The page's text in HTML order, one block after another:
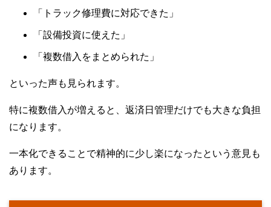
「トラック修理費に対応できた」
「設備投資に使えた」
「複数借入をまとめられた」
といった声も見られます。
特に複数借入が増えると、返済日管理だけでも大きな負担
になります。
一本化できることで精神的に少し楽になったという意見も
あります。